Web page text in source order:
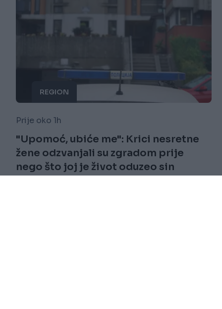
REGION
Prije oko 1h
"Upomoć, ubiće me": Krici nesretne
žene odzvanjali su zgradom prije
nego što joj je život oduzeo sin